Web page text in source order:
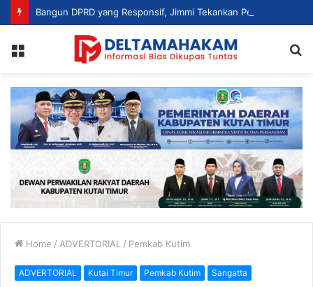
Home / ADVERTORIAL / Pemkab Kutim
ADVERTORIAL Kutai Timur Pemkab Kutim Sangatta